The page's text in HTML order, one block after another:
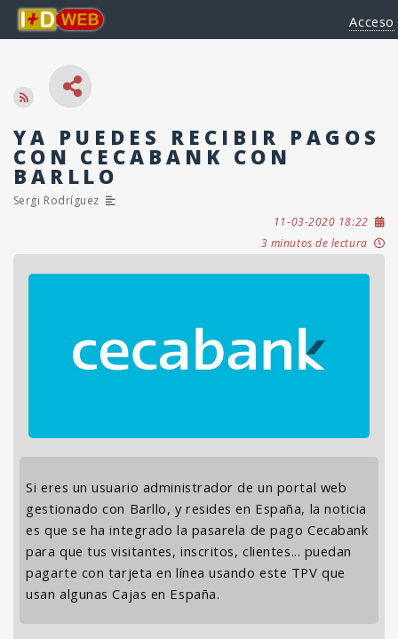
Acceso
YA PUEDES RECIBIR PAGOS
CON CECABANK CON
BARLLO
Sergi Rodríguez
11-03-2020 18:22
3 minutos de lectura
Si eres un usuario administrador de un portal web
gestionado con Barllo, y resides en España, la noticia
es que se ha integrado la pasarela de pago Cecabank
para que tus visitantes, inscritos, clientes... puedan
pagarte con tarjeta en línea usando este TPV que
usan algunas Cajas en España.